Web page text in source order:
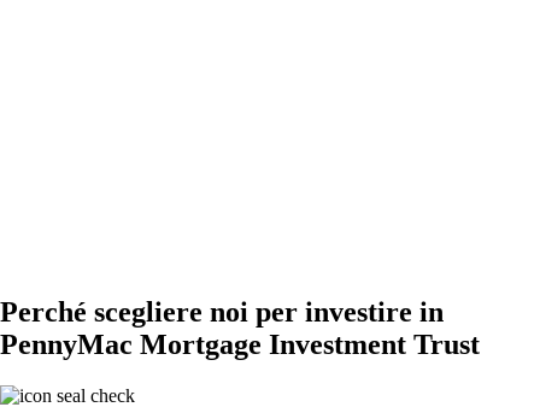
Perché scegliere noi per investire in
PennyMac Mortgage Investment Trust